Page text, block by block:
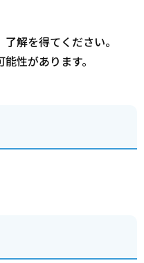
解を得てください。
性があります。